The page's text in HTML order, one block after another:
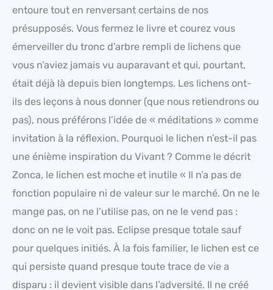
entoure tout en renversant certains de nos
présupposés. Vous fermez le livre et courez vous
émerveiller du tronc d’arbre rempli de lichens que
vous n’aviez jamais vu auparavant et qui, pourtant,
était déjà là depuis bien longtemps. Les lichens ont-
ils des leçons à nous donner (que nous retiendrons ou
pas), nous préférons l’idée de « méditations » comme
invitation à la réflexion. Pourquoi le lichen n’est-il pas
une énième inspiration du Vivant ? Comme le décrit
Zonca, le lichen est moche et inutile « Il n’a pas de
fonction populaire ni de valeur sur le marché. On ne le
mange pas, on ne l’utilise pas, on ne le vend pas :
donc on ne le voit pas. Eclipse presque totale sauf
pour quelques initiés. À la fois familier, le lichen est ce
qui persiste quand presque toute trace de vie a
disparu : il devient visible dans l’adversité. Il ne créé